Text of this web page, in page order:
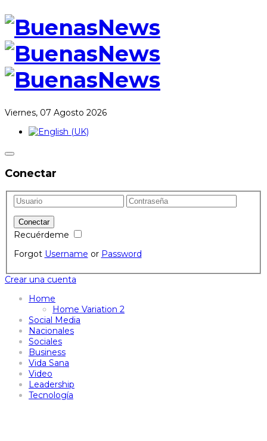
Viernes, 07 Agosto 2026
Conectar
Recuérdeme
Forgot Username or Password
Crear una cuenta
Home
Home Variation 2
Social Media
Nacionales
Sociales
Business
Vida Sana
Video
Leadership
Tecnología